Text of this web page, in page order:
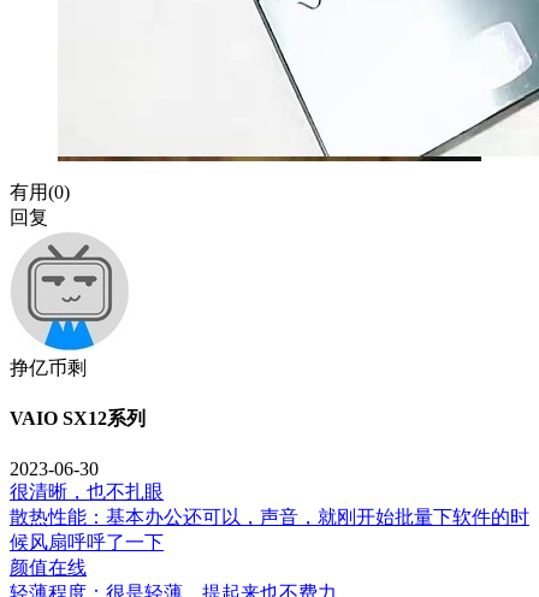
有用(0)
回复
挣亿币剩
VAIO SX12系列
2023-06-30
很清晰，也不扎眼
散热性能：基本办公还可以，声音，就刚开始批量下软件的时
候风扇呼呼了一下
颜值在线
轻薄程度：很是轻薄，提起来也不费力